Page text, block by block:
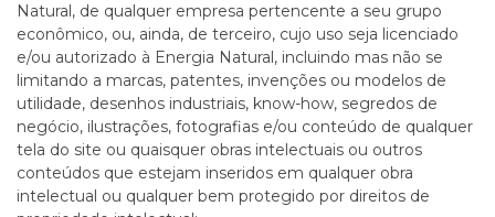
Natural, de qualquer empresa pertencente a seu grupo
econômico, ou, ainda, de terceiro, cujo uso seja licenciado
e/ou autorizado à Energia Natural, incluindo mas não se
limitando a marcas, patentes, invenções ou modelos de
utilidade, desenhos industriais, know-how, segredos de
negócio, ilustrações, fotografias e/ou conteúdo de qualquer
tela do site ou quaisquer obras intelectuais ou outros
conteúdos que estejam inseridos em qualquer obra
intelectual ou qualquer bem protegido por direitos de